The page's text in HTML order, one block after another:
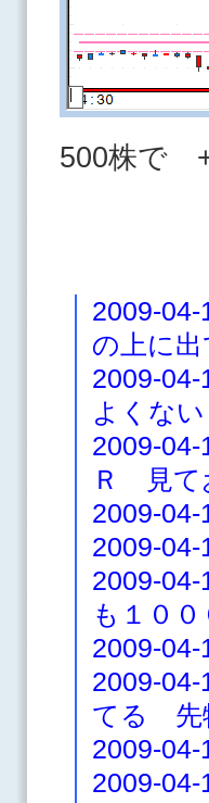
500株で
2009-
の上に
2009-
よくない
2009-
Ｒ 見て
2009-
2009-
2009-
も１０
2009-
2009-
てる 先
2009-
2009-